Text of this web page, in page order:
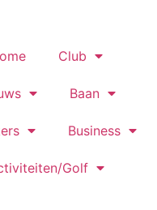
Club
Baan
Business
Golf